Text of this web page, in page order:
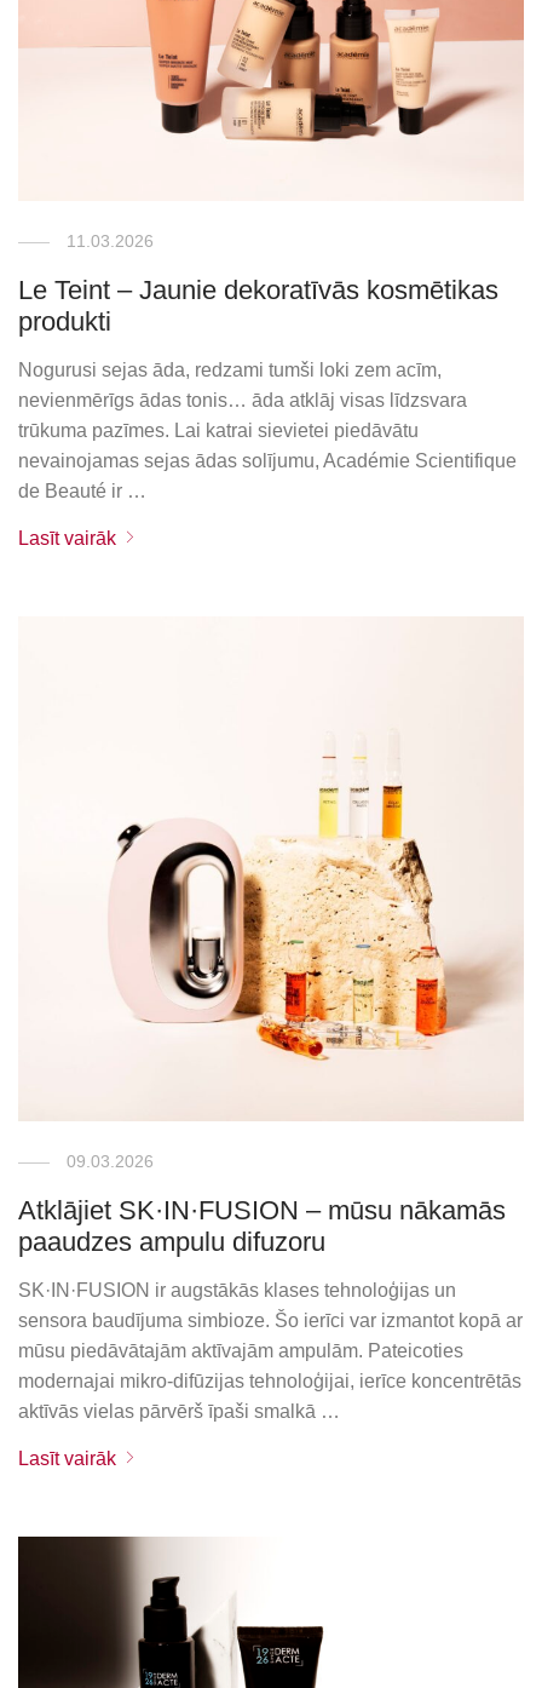
11.03.2026
Le Teint – Jaunie dekoratīvās kosmētikas
produkti
Nogurusi sejas āda, redzami tumši loki zem acīm,
nevienmērīgs ādas tonis… āda atklāj visas līdzsvara
trūkuma pazīmes. Lai katrai sievietei piedāvātu
nevainojamas sejas ādas solījumu, Académie Scientifique
de Beauté ir …
Lasīt vairāk
09.03.2026
Atklājiet SK·IN·FUSION – mūsu nākamās
paaudzes ampulu difuzoru
SK·IN·FUSION ir augstākās klases tehnoloģijas un
sensora baudījuma simbioze. Šo ierīci var izmantot kopā ar
mūsu piedāvātajām aktīvajām ampulām. Pateicoties
modernajai mikro-difūzijas tehnoloģijai, ierīce koncentrētās
aktīvās vielas pārvērš īpaši smalkā …
Lasīt vairāk